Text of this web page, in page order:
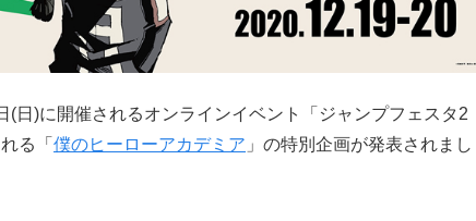
(日)に開催されるオンラインイベント「ジャンプフェスタ2
る「 僕のヒーローアカデミア 」の特別企画が発表されまし